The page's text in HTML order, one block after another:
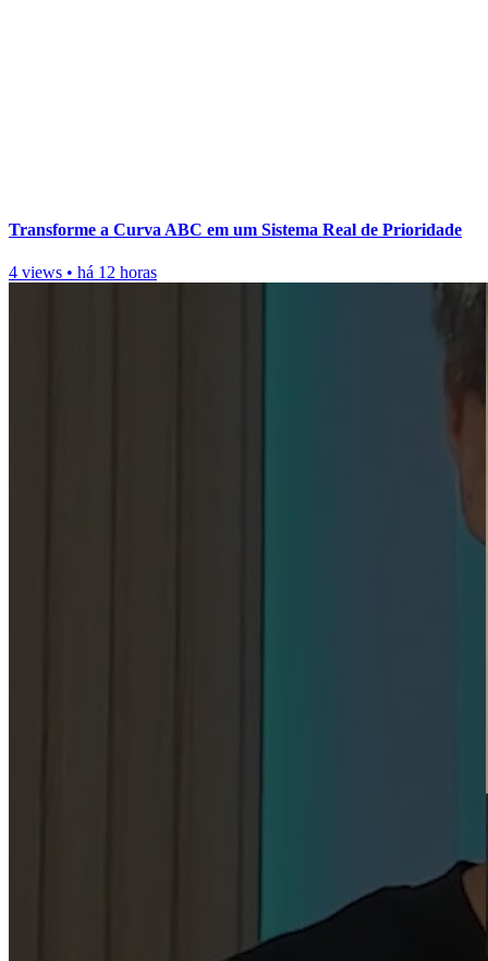
Transforme a Curva ABC em um Sistema Real de Prioridade
4 views • há 12 horas